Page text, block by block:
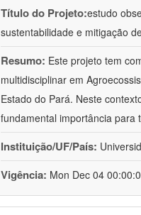
Título do Projeto:estudo
sustentabilidade e mitigação
Resumo: Este projeto tem
multidisciplinar em
Estado do Pará. Neste
fundamental importância para
Instituição/UF/País:
Vigência: Mon Dec 04